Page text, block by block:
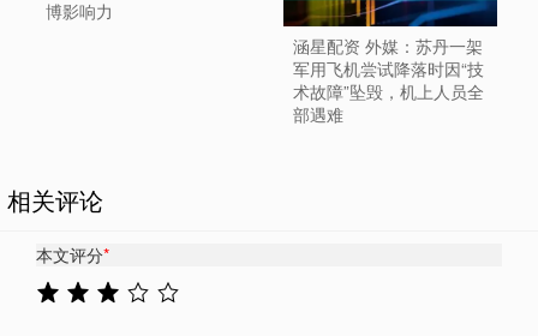
博影响力
涵星配资 外媒：苏丹一架
军用飞机尝试降落时因“技
术故障”坠毁，机上人员全
部遇难
相关评论
本文评分*